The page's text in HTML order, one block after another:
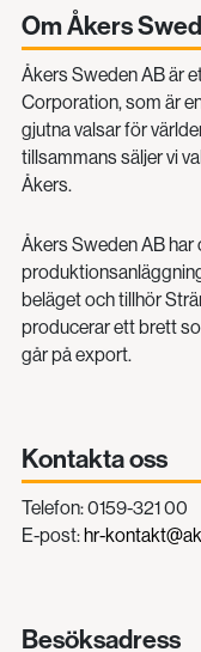
Om Åkers
Åkers Sweden AB är
Corporation, som är
gjutna valsar för
tillsammans säljer vi
Åkers.
Åkers Sweden AB
beläget och tillhör
producerar ett brett
går på export.
Kontakta oss
Telefon: 0159-321 00
E-post:hr-
Besöksadress